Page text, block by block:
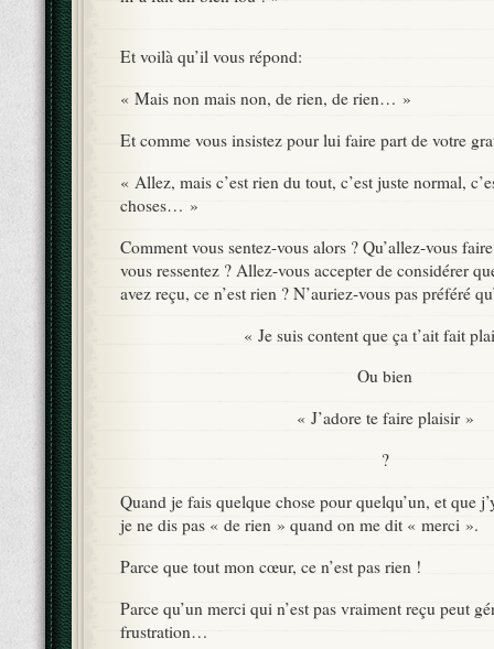
Et voilà qu’il vous répond:
« Mais non mais non, de rien, de rien… »
Et comme vous insistez pour lui faire part de votre
« Allez, mais c’est rien du tout, c’est juste normal,
choses… »
Comment vous sentez-vous alors ? Qu’allez-vous
vous ressentez ? Allez-vous accepter de considérer
avez reçu, ce n’est rien ? N’auriez-vous pas préféré
« Je suis content que ça t’ait fait
Ou bien
« J’adore te faire plaisir »
?
Quand je fais quelque chose pour quelqu’un, et que
je ne dis pas « de rien » quand on me dit « merci ».
Parce que tout mon cœur, ce n’est pas rien !
Parce qu’un merci qui n’est pas vraiment reçu peut
frustration…